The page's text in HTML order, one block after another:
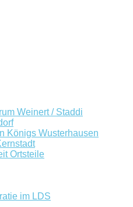
Weinert / Staddi
Königs Wusterhausen
Ortsteile
im LDS